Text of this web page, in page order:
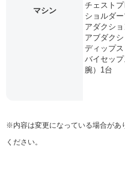
マシン
チェスト
ショルダ
アダクシ
アブダク
ディップ
バイセッ
腕）1台
※内容は変更になっている場合があ
ください。